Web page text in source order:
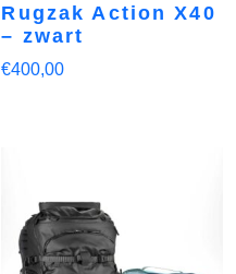
Rugzak Action X40
– zwart
€400,00